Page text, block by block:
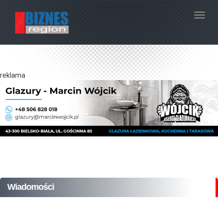
reklama
Wiadomości